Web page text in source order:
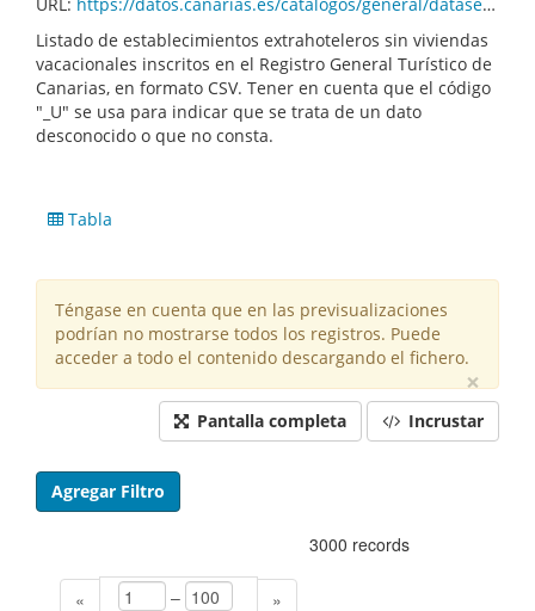
Listado de establecimientos extrahoteleros sin viviendas
vacacionales inscritos en el Registro General Turístico de
Canarias, en formato CSV. Tener en cuenta que el código
"_U" se usa para indicar que se trata de un dato
desconocido o que no consta.
Tabla
Téngase en cuenta que en las previsualizaciones
podrían no mostrarse todos los registros. Puede
acceder a todo el contenido descargando el fichero.
×
Pantalla completa Incrustar
Agregar Filtro